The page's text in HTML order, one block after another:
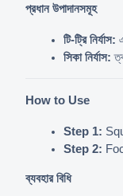
প্রধান উপাদানসমূহ
টি-ট্রি নির্যাস:
সিকা নির্যাস:
How to Use
Step 1:
Step 2:
ব্যবহার বিধি